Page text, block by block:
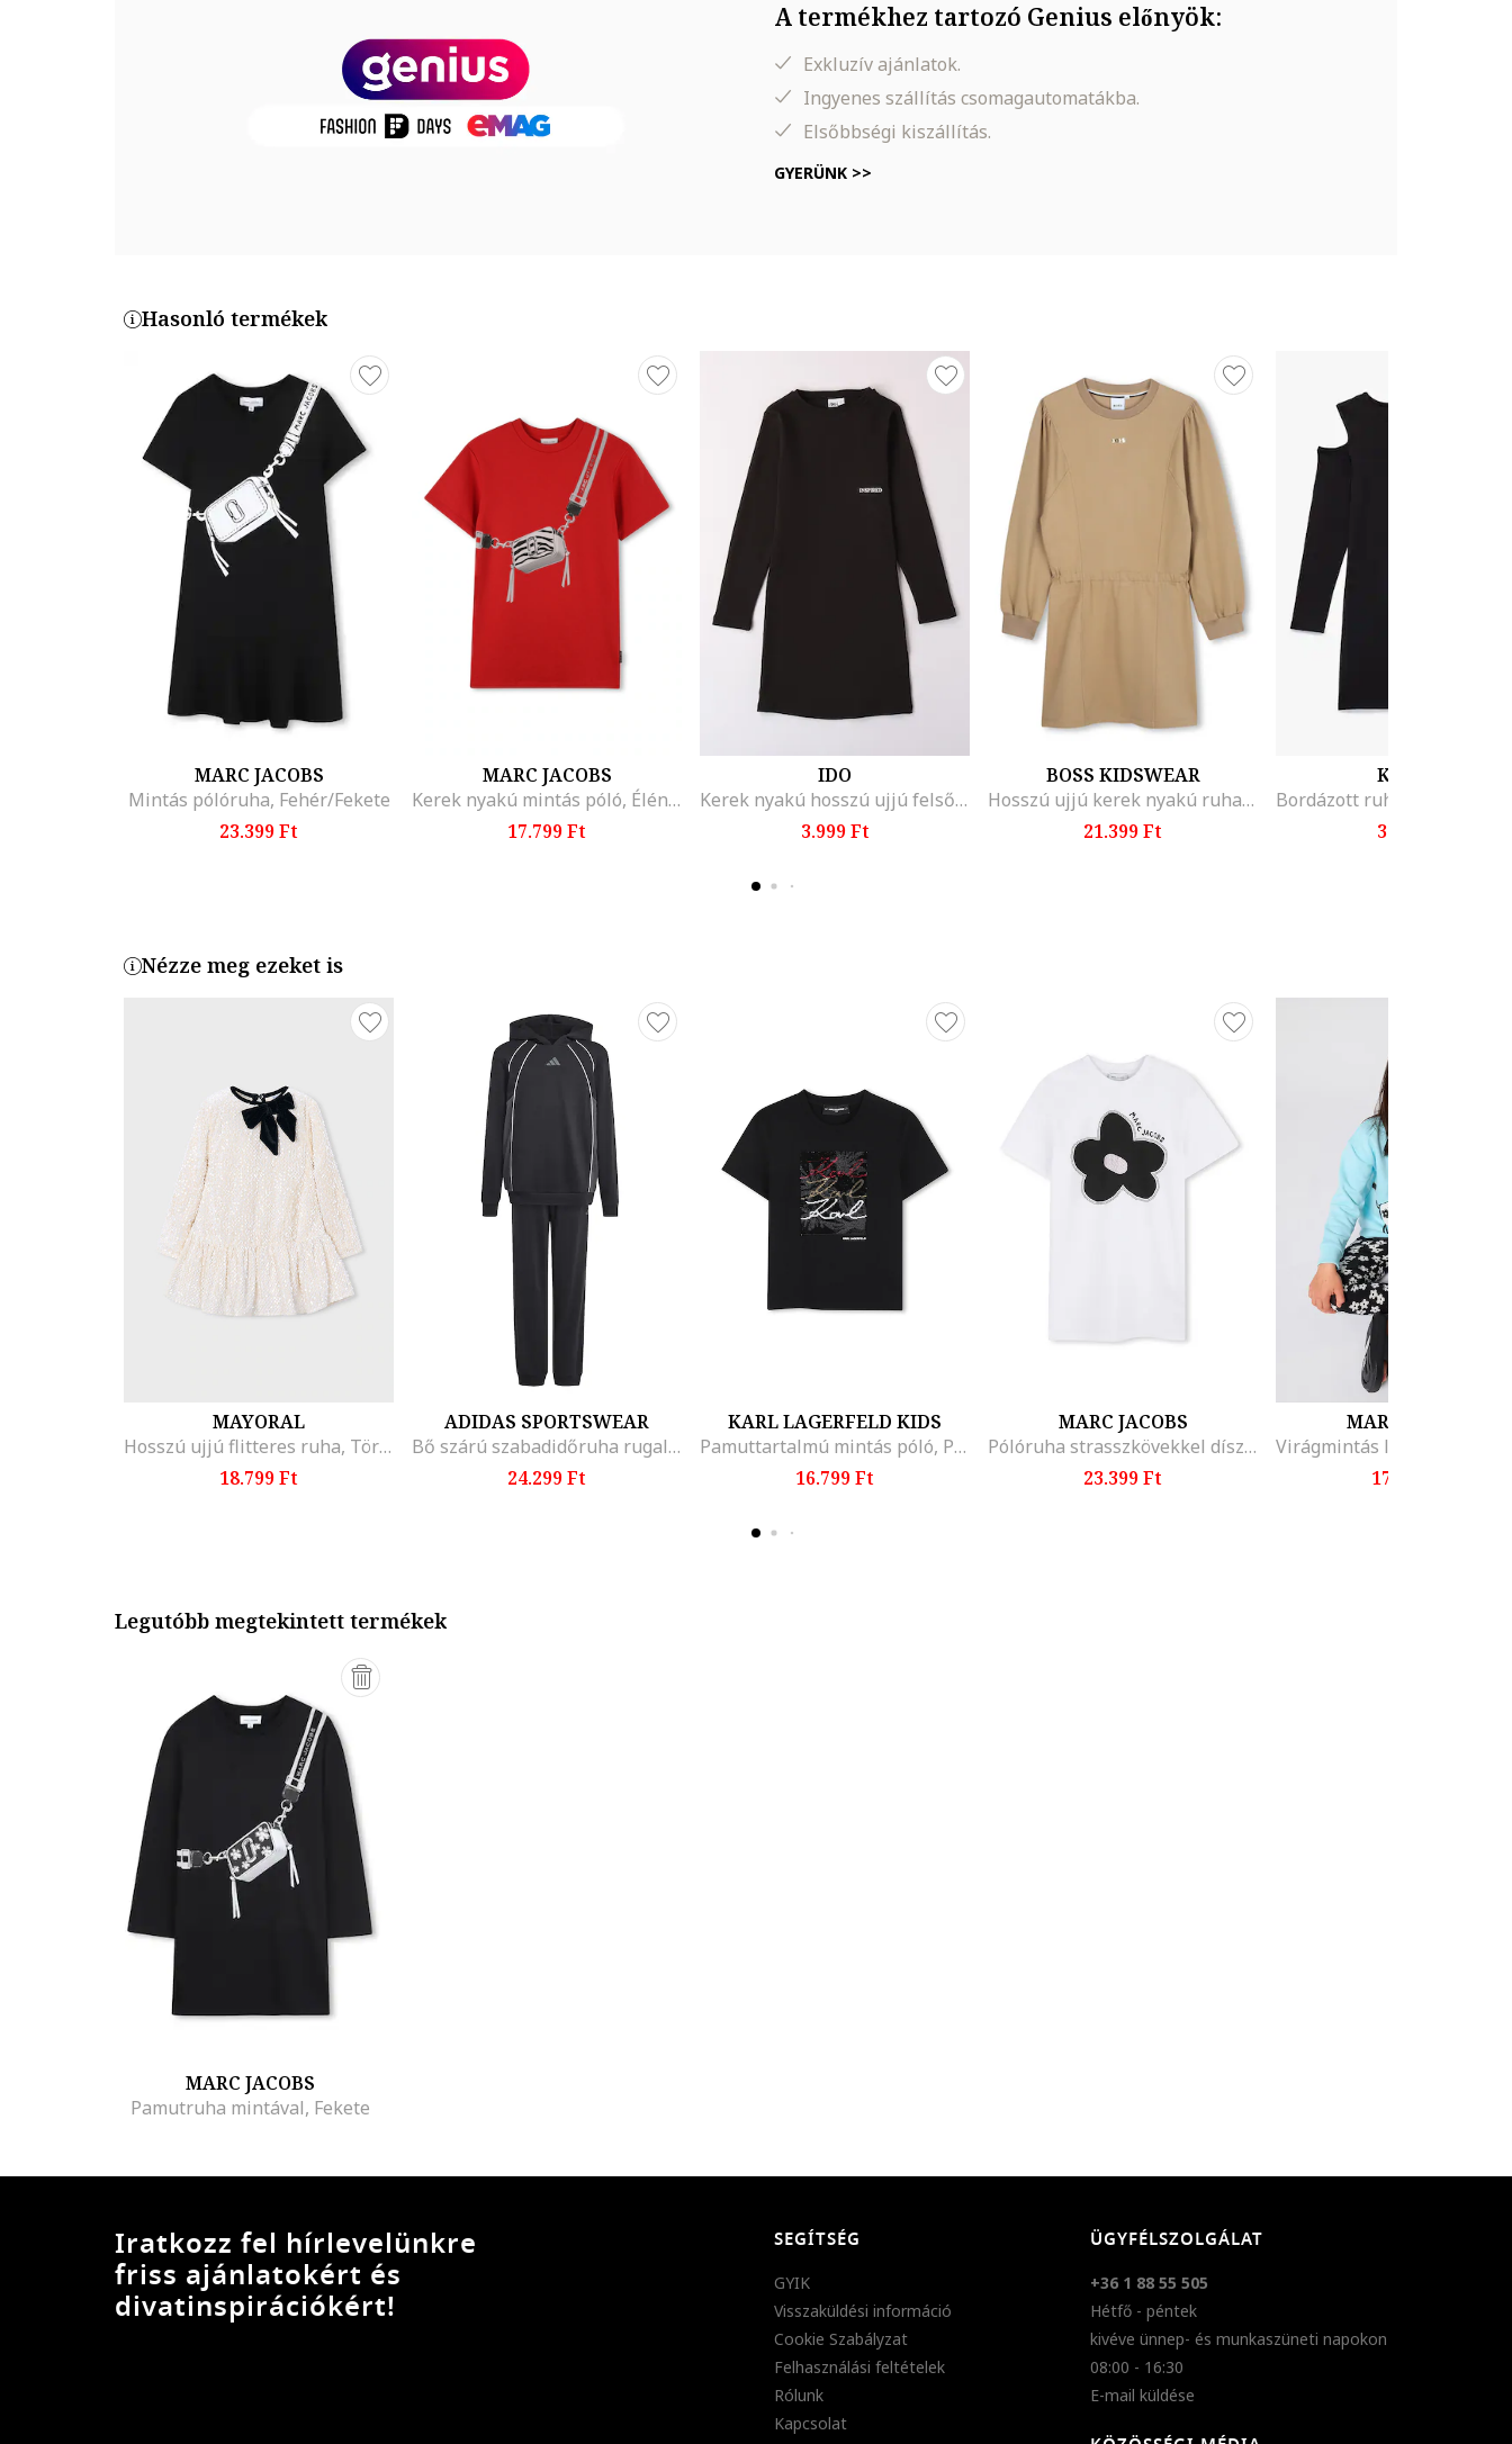
A termékhez tartozó Genius előnyök:
Exkluzív ajánlatok.
Ingyenes szállítás csomagautomatákba.
Elsőbbségi kiszállítás.
GYERÜNK >>
Hasonló termékek
MARC JACOBS
Mintás pólóruha, Fehér/Fekete
23.399 Ft
MARC JACOBS
Kerek nyakú mintás póló, Élénkpiros
17.799 Ft
IDO
Kerek nyakú hosszú ujjú felső, Sötétbarna
3.999 Ft
BOSS KIDSWEAR
Hosszú ujjú kerek nyakú ruha, Bézs
21.399 Ft
KOTON
3.299 Ft
Nézze meg ezeket is
MAYORAL
Hosszú ujjú flitteres ruha, Törtfehér
18.799 Ft
ADIDAS SPORTSWEAR
Bő szárú szabadidőruha rugalmas derékrésszel, Fehér/Antracitszürke
24.299 Ft
KARL LAGERFELD KIDS
Pamuttartalmú mintás póló, Piros/Fekete/Fehér
16.799 Ft
MARC JACOBS
Pólóruha strasszkövekkel díszítve, Fekete, Fehér,
23.399 Ft
MARC JACOBS
17.699 Ft
Legutóbb megtekintett termékek
MARC JACOBS
Pamutruha mintával, Fekete
Iratkozz fel hírlevelünkre
friss ajánlatokért és
divatinspirációkért!
SEGÍTSÉG
GYIK
Visszaküldési információ
Cookie Szabályzat
Felhasználási feltételek
Rólunk
Kapcsolat
ÜGYFÉLSZOLGÁLAT
+36 1 88 55 505
Hétfő - péntek
kivéve ünnep- és munkaszüneti napokon
08:00 - 16:30
E-mail küldése